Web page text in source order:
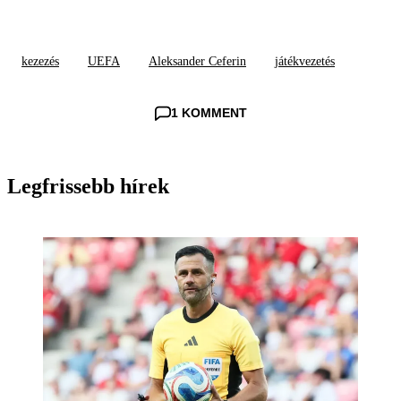
kezezés UEFA Aleksander Ceferin játékvezetés
1 KOMMENT
Legfrissebb hírek